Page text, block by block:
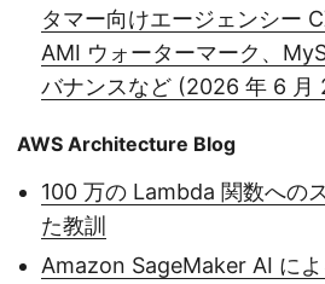
タマー向けエージェンシー
AMI ウォーターマーク、
バナンスなど (2026 年 6 月
AWS Architecture Blog
100 万の Lambda 関数への
た教訓
Amazon SageMaker AI に